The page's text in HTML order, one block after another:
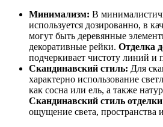
Минимализм: В
используется дозированно, в
могут быть деревянные
декоративные рейки. Отделка
подчеркивает чистоту линий и
Скандинавский стиль: Для
характерно использование
как сосна или ель, а также
Скандинавский стиль
ощущение света, пространства